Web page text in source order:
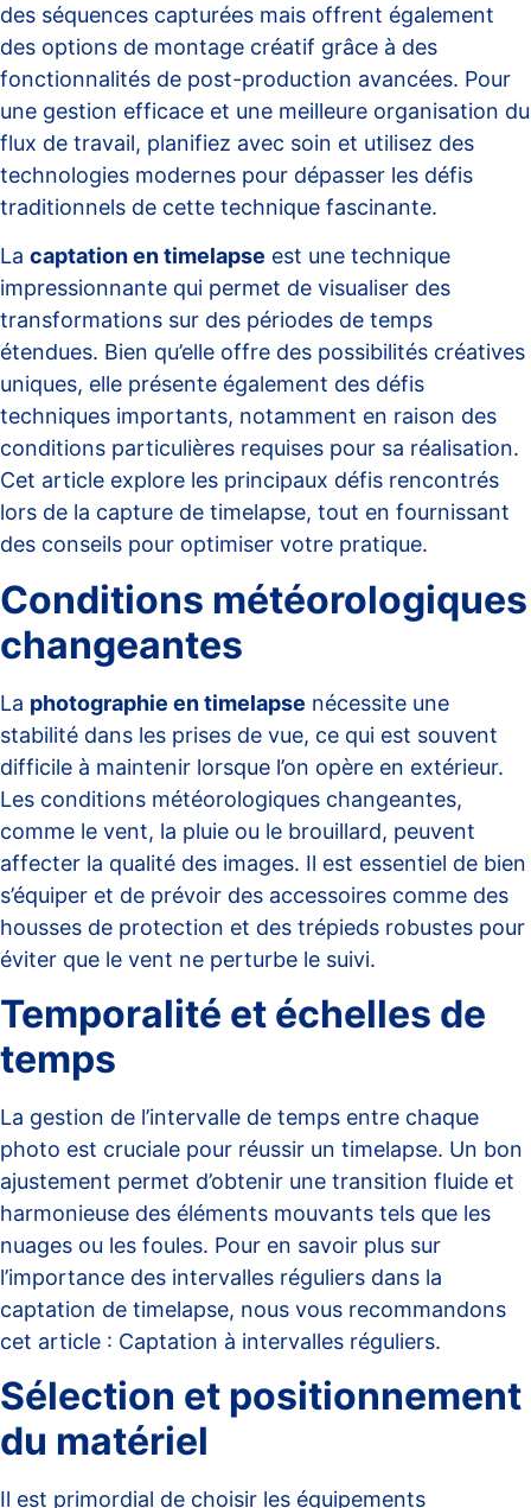
des séquences capturées mais offrent également
des options de montage créatif grâce à des
fonctionnalités de post-production avancées. Pour
une gestion efficace et une meilleure organisation du
flux de travail, planifiez avec soin et utilisez des
technologies modernes pour dépasser les défis
traditionnels de cette technique fascinante.
La captation en timelapse est une technique
impressionnante qui permet de visualiser des
transformations sur des périodes de temps
étendues. Bien qu’elle offre des possibilités créatives
uniques, elle présente également des défis
techniques importants, notamment en raison des
conditions particulières requises pour sa réalisation.
Cet article explore les principaux défis rencontrés
lors de la capture de timelapse, tout en fournissant
des conseils pour optimiser votre pratique.
Conditions météorologiques
changeantes
La photographie en timelapse nécessite une
stabilité dans les prises de vue, ce qui est souvent
difficile à maintenir lorsque l’on opère en extérieur.
Les conditions météorologiques changeantes,
comme le vent, la pluie ou le brouillard, peuvent
affecter la qualité des images. Il est essentiel de bien
s’équiper et de prévoir des accessoires comme des
housses de protection et des trépieds robustes pour
éviter que le vent ne perturbe le suivi.
Temporalité et échelles de
temps
La gestion de l’intervalle de temps entre chaque
photo est cruciale pour réussir un timelapse. Un bon
ajustement permet d’obtenir une transition fluide et
harmonieuse des éléments mouvants tels que les
nuages ou les foules. Pour en savoir plus sur
l’importance des intervalles réguliers dans la
captation de timelapse, nous vous recommandons
cet article : Captation à intervalles réguliers.
Sélection et positionnement
du matériel
Il est primordial de choisir les équipements